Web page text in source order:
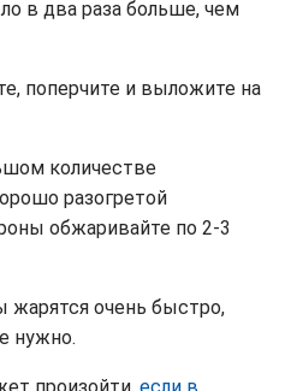
в два раза больше, чем
поперчите и выложите на
количестве
разогретой
обжаривайте по 2-3
очень быстро,
нужно.